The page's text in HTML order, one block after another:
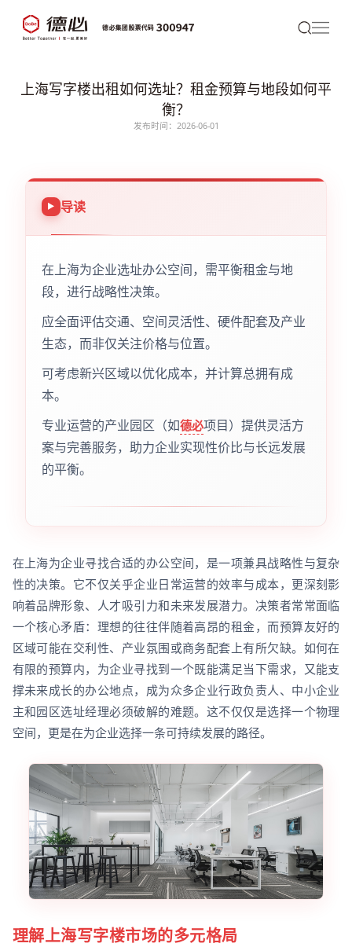
上海写字楼出租如何选址？租金预算与地段如何平
衡？
发布时间：2026-06-01
导读
在上海为企业选址办公空间，需平衡租金与地
段，进行战略性决策。
应全面评估交通、空间灵活性、硬件配套及产业
生态，而非仅关注价格与位置。
可考虑新兴区域以优化成本，并计算总拥有成
本。
专业运营的产业园区（如德必项目）提供灵活方
案与完善服务，助力企业实现性价比与长远发展
的平衡。
在上海为企业寻找合适的办公空间，是一项兼具战略性与复杂
性的决策。它不仅关乎企业日常运营的效率与成本，更深刻影
响着品牌形象、人才吸引力和未来发展潜力。决策者常常面临
一个核心矛盾：理想的往往伴随着高昂的租金，而预算友好的
区域可能在交利性、产业氛围或商务配套上有所欠缺。如何在
有限的预算内，为企业寻找到一个既能满足当下需求，又能支
撑未来成长的办公地点，成为众多企业行政负责人、中小企业
主和园区选址经理必须破解的难题。这不仅仅是选择一个物理
空间，更是在为企业选择一条可持续发展的路径。
理解上海写字楼市场的多元格局